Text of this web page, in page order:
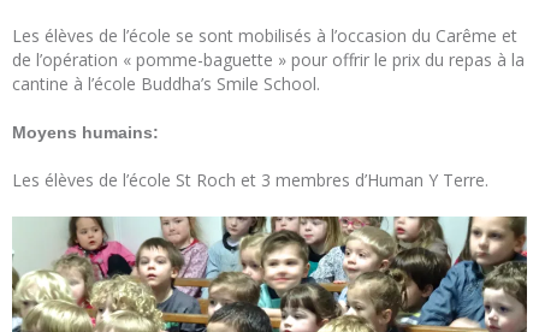
Les élèves de l’école se sont mobilisés à l’occasion du Carême et
de l’opération « pomme-baguette » pour offrir le prix du repas à la
cantine à l’école Buddha’s Smile School.
Moyens humains:
Les élèves de l’école St Roch et 3 membres d’Human Y Terre.